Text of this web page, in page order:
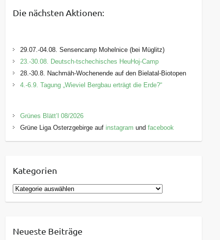
Die nächsten Aktionen:
29.07.-04.08. Sensencamp Mohelnice (bei Müglitz)
23.-30.08. Deutsch-tschechisches HeuHoj-Camp
28.-30.8. Nachmäh-Wochenende auf den Bielatal-Biotopen
4.-6.9. Tagung „Wieviel Bergbau erträgt die Erde?“
Grünes Blätt’l 08/2026
Grüne Liga Osterzgebirge auf instagram undfacebook
Kategorien
K
a
g
Neueste Beiträge